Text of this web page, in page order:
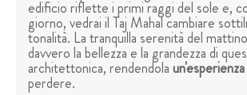
edificio riflette i primi raggi del sole e,
giorno, vedrai il Taj Mahal cambiare
tonalità. La tranquilla serenità del
davvero la bellezza e la grandezza di
architettonica, rendendola
perdere.